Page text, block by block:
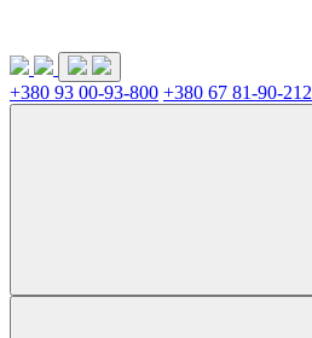
+380 93 00-93-800 +380 67 81-90-212